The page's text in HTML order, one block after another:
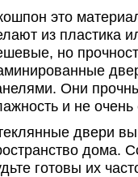
это
из пластика
но
Они
и не
двери
дома.
готовы их